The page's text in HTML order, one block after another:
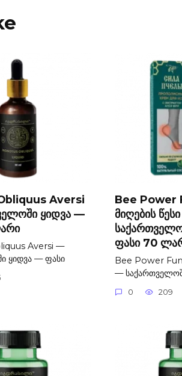
Aversi
ყიდვა —
Aversi —
ყიდვა — ფასი
Bee Power
მიღების
ფასი 70
Bee Power
—
0 209